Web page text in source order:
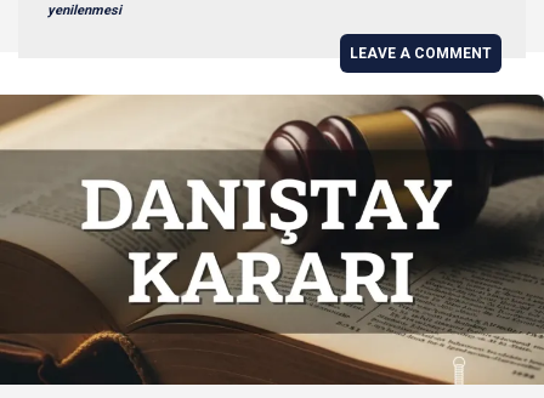
yenilenmesi
LEAVE A COMMENT